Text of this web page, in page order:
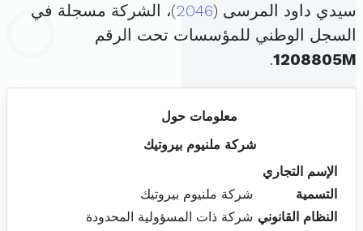
سيدي داود المرسى (2046)، الشركة مسجلة في
السجل الوطني للمؤسسات تحت الرقم
1208805M
.
معلومات حول
شركة ملنيوم بيروتيك
الإسم التجاري
التسمية
شركة ملنيوم بيروتيك
النظام القانوني شركة ذات المسؤولية المحدودة